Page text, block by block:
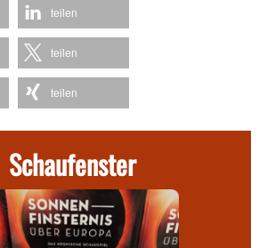
teilen
teilen
teilen
Schaufenster